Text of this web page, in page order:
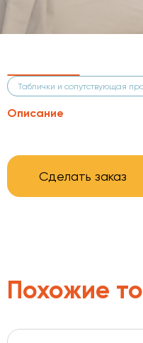
Таблички и сопутствующая
Описание
Сделать заказ
Похожие